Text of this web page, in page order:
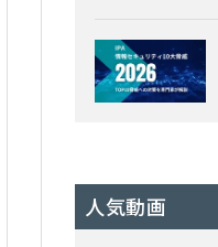
人気動画